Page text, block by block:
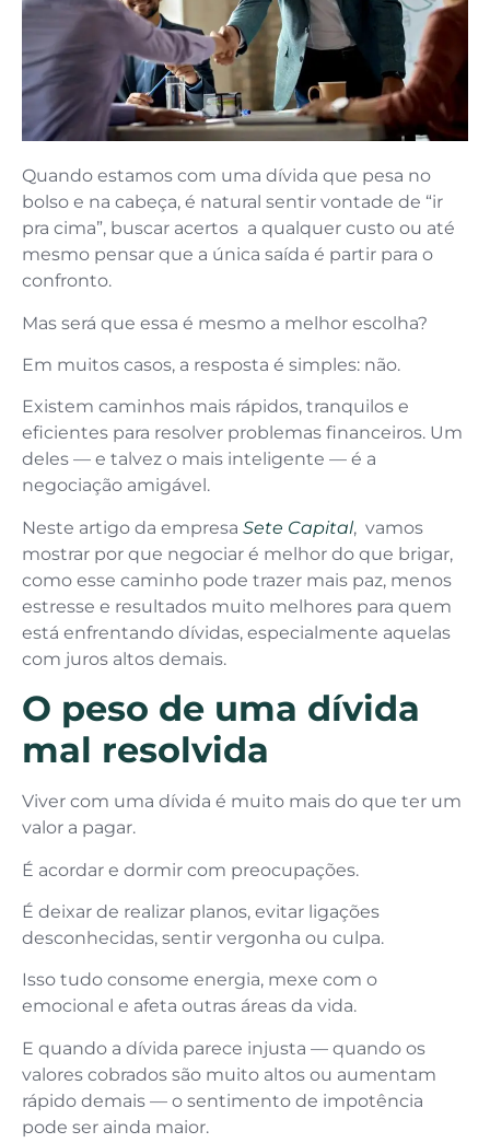
Quando estamos com uma dívida que pesa no
bolso e na cabeça, é natural sentir vontade de “ir
pra cima”, buscar acertos a qualquer custo ou até
mesmo pensar que a única saída é partir para o
confronto.
Mas será que essa é mesmo a melhor escolha?
Em muitos casos, a resposta é simples: não.
Existem caminhos mais rápidos, tranquilos e
eficientes para resolver problemas financeiros. Um
deles — e talvez o mais inteligente — é a
negociação amigável.
Neste artigo da empresa Sete Capital, vamos
mostrar por que negociar é melhor do que brigar,
como esse caminho pode trazer mais paz, menos
estresse e resultados muito melhores para quem
está enfrentando dívidas, especialmente aquelas
com juros altos demais.
O peso de uma dívida
mal resolvida
Viver com uma dívida é muito mais do que ter um
valor a pagar.
É acordar e dormir com preocupações.
É deixar de realizar planos, evitar ligações
desconhecidas, sentir vergonha ou culpa.
Isso tudo consome energia, mexe com o
emocional e afeta outras áreas da vida.
E quando a dívida parece injusta — quando os
valores cobrados são muito altos ou aumentam
rápido demais — o sentimento de impotência
pode ser ainda maior.